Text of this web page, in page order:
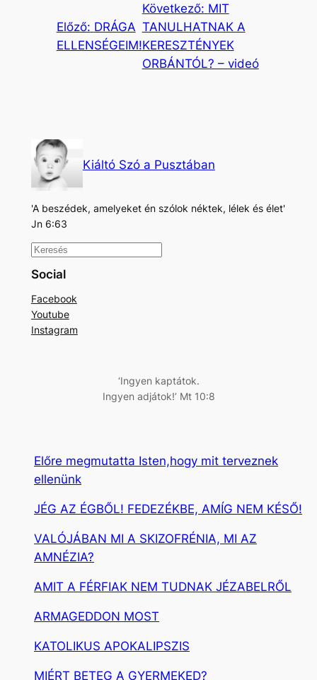
Előző: DRÁGA
ELLENSÉGEIM!
Következő: MIT
TANULHATNAK A
KERESZTÉNYEK
ORBÁNTÓL? – videó
Kiáltó Szó a Pusztában
'A beszédek, amelyeket én szólok néktek, lélek és élet'
Jn 6:63
K
e
e
s
Social
Facebook
Youtube
Instagram
‘Ingyen kaptátok.
Ingyen adjátok!’ Mt 10:8
Előre megmutatta Isten,hogy mit terveznek
ellenünk
JÉG AZ ÉGBŐL! FEDEZÉKBE, AMÍG NEM KÉSŐ!
VALÓJÁBAN MI A SKIZOFRÉNIA, MI AZ
AMNÉZIA?
AMIT A FÉRFIAK NEM TUDNAK JÉZABELRŐL
ARMAGEDDON MOST
KATOLIKUS APOKALIPSZIS
MIÉRT BETEG A GYERMEKED?